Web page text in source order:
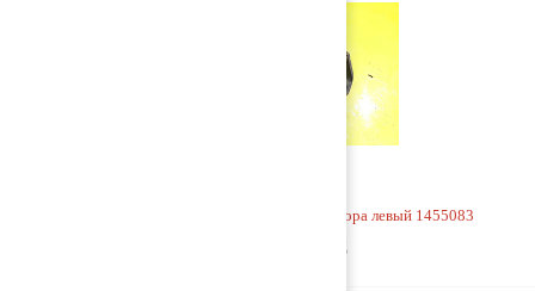
Кронштейн заднего стабилизатора левый 1455083
1 000 руб